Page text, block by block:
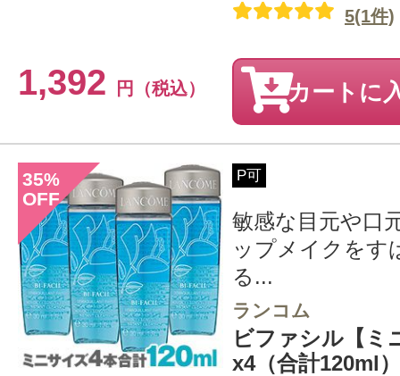
1,392 円（税込）
5(1件)
カートに
35%
OFF
P可
敏感な目元や口
ップメイクをす
る...
ランコム
ビファシル【ミ
x4（合計120ml）